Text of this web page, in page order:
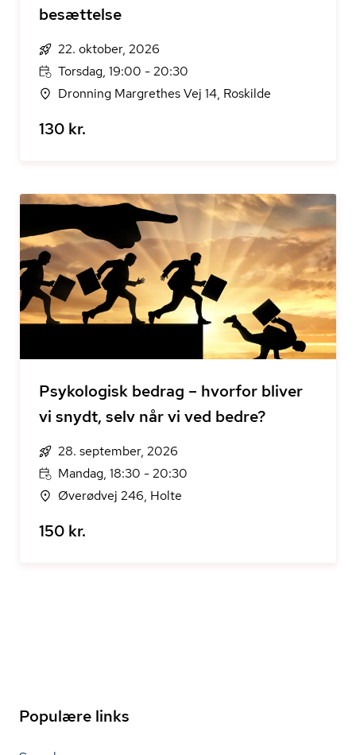
besættelse
22. oktober, 2026
Torsdag, 19:00 - 20:30
Dronning Margrethes Vej 14, Roskilde
130 kr.
Psykologisk bedrag – hvorfor bliver
vi snydt, selv når vi ved bedre?
28. september, 2026
Mandag, 18:30 - 20:30
Øverødvej 246, Holte
150 kr.
Populære links